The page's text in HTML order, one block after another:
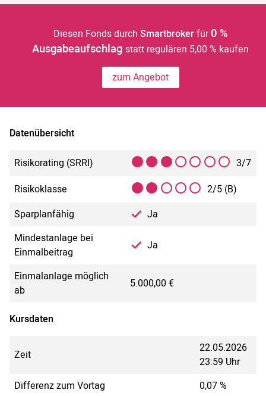
Diesen Fonds durch Smartbrokerfür 0 %
Ausgabeaufschlagstatt regulären 5,00 % kaufen
zum Angebot
Datenübersicht
Risikorating (SRRI)
3/7
Risikoklasse
2/5 (B)
Sparplanfähig
Ja
Mindestanlage bei
Einmalbeitrag
Ja
Einmalanlage möglich
ab
5.000,00 €
Kursdaten
Zeit
22.05.2026
23:59 Uhr
Differenz zum Vortag
0,07 %